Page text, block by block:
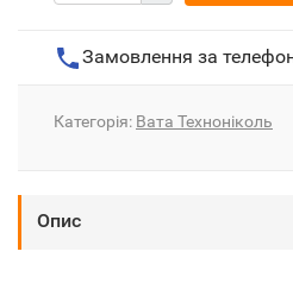
Замовлення за
Категорія: Вата Техноніколь
Опис